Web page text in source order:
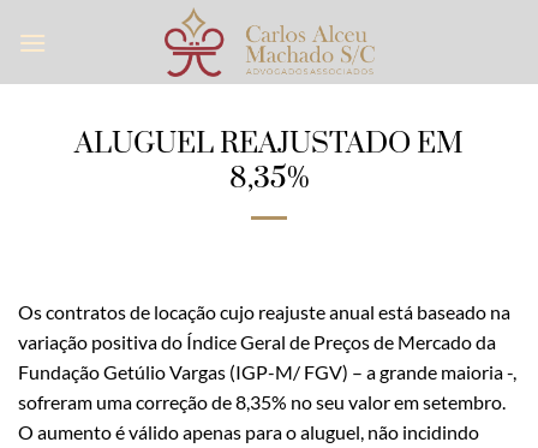
ALUGUEL REAJUSTADO EM
8,35%
Os contratos de locação cujo reajuste anual está baseado na
variação positiva do Índice Geral de Preços de Mercado da
Fundação Getúlio Vargas (IGP-M/ FGV) – a grande maioria -,
sofreram uma correção de 8,35% no seu valor em setembro.
O aumento é válido apenas para o aluguel, não incidindo